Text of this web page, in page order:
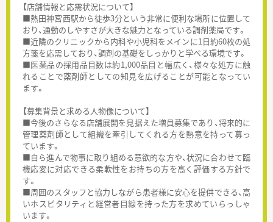
【店舗情報と応需状況について】
■熱田神宮西駅から徒歩3分という非常に便利な場所に位置して
おり、通勤のしやすさが大きな魅力となっている調剤薬局です。
■近隣のクリニックから内科や小児科をメインに1日約60枚の処
方箋を応需しており、調剤の基礎をしっかりと学べる環境です。
■医薬品の採用品目数は約1,000品目と幅広く、様々な処方に触
れることで薬剤師としての知見を広げることが可能となってい
ます。
【募集背景と求める人物像について】
■今後のさらなる店舗展開を見据えた増員募集であり、将来的に
管理薬剤師として組織を牽引してくれる方を熱意を持って募っ
ています。
■自ら進んで物事に取り組める意欲的な方や、状況に合わせて臨
機応変に対応できる柔軟性をお持ちの方を高く評価する方針で
す。
■周囲のスタッフと協力しながら患者様に安心を提供できる、高
いホスピタリティと経営者目線を持った方を求めていらっしゃ
います。